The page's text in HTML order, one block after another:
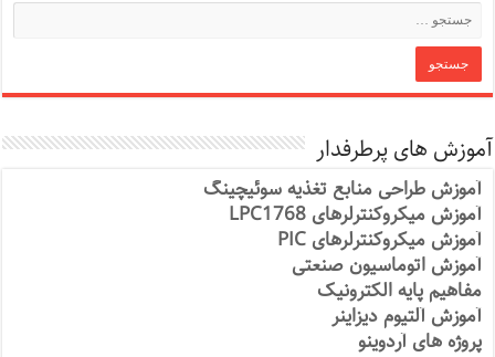
آموزش های پرطرفدار
آموزش طراحی منابع تغذیه سوئیچینگ
آموزش میکروکنترلرهای LPC1768
آموزش میکروکنترلرهای PIC
آموزش اتوماسیون صنعتی
مفاهیم پایه الکترونیک
آموزش آلتیوم دیزاینر
پروژه های آردوینو